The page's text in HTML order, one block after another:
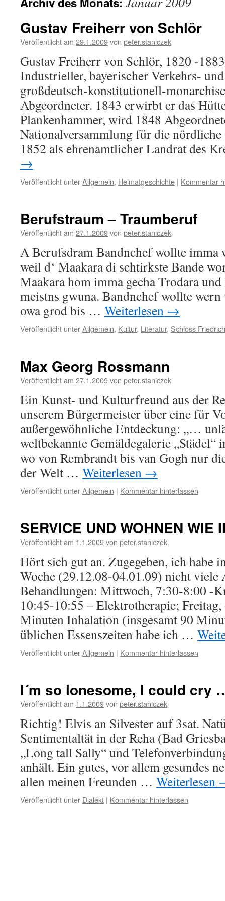
Gustav Freiherr von Schlör
Veröffentlicht am 29.1.2009von peter.staniczek
Gustav Freiherr von Schlör, 1820 -
Industrieller, bayerischer Verkehrs-
großdeutsch-konstitutionell-
Abgeordneter. 1843 erwirbt er das
Plankenhammer, wird 1848
Nationalversammlung für die
1852 als ehrenamtlicher Landrat des
→
Veröffentlicht unterAllgemein, Heimatgeschichte | Kommentar
Berufstraum – Traumberuf
Veröffentlicht am 27.1.2009von peter.staniczek
A Berufsdram Bandnchef wollte imma
weil d‘ Maakara di schtirkste Bande
Maakara hom imma gecha Trodara
meistns gwuna. Bandnchef wollte
owa grod bis … Weiterlesen →
Veröffentlicht unterAllgemein, Kultur, Literatur, Schloss
Max Georg Rossmann
Veröffentlicht am 27.1.2009von peter.staniczek
Ein Kunst- und Kulturfreund aus der
unserem Bürgermeister über eine für
außergewöhnliche Entdeckung: „…
weltbekannte Gemäldegalerie
wo von Rembrandt bis van Gogh nur
der Welt … Weiterlesen →
Veröffentlicht unterAllgemein | Kommentar hinterlassen
SERVICE UND WOHNEN WIE
Veröffentlicht am 1.1.2009von peter.staniczek
Hört sich gut an. Zugegeben, ich habe
Woche (29.12.08-04.01.09) nicht viele
Behandlungen: Mittwoch, 7:30-8:00 -
10:45-10:55 – Elektrotherapie;
Minuten Inhalation (insgesamt 90
üblichen Essenszeiten habe ich …
Veröffentlicht unterAllgemein | Kommentar hinterlassen
I´m so lonesome, I could cry
Veröffentlicht am 1.1.2009von peter.staniczek
Richtig! Elvis an Silvester auf 3sat.
Sentimentaltät in der Reha (Bad
„Long tall Sally“ und
anhält. Ein gutes, vor allem gesundes
allen meinen Freunden … Weiterlesen
Veröffentlicht unter Dialekt | Kommentar hinterlassen